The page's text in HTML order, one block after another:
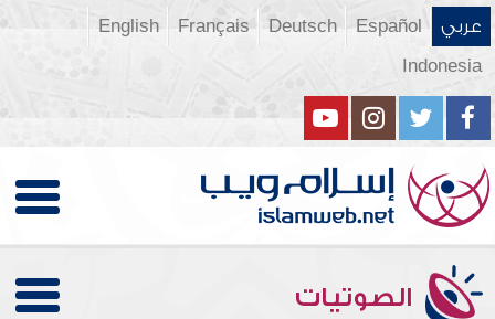
عربي Español
Deutsch
Français
English
Indonesia
الصوتيات